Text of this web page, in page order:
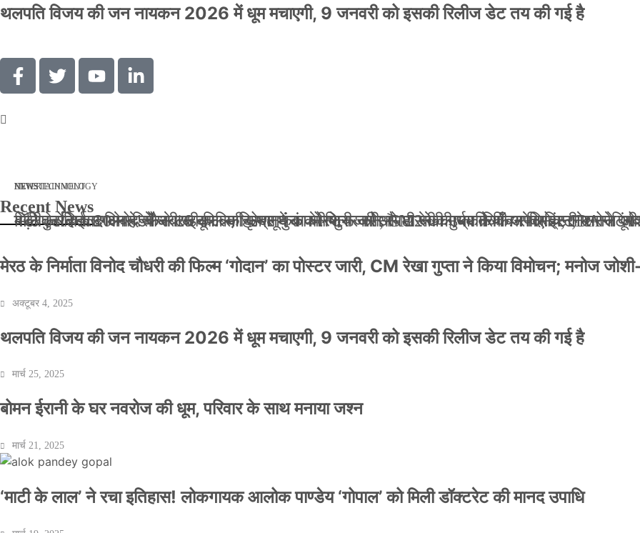
थलपति विजय की जन नायकन 2026 में धूम मचाएगी, 9 जनवरी को इसकी रिलीज डेट तय की गई है
NEWS मार्च 2, 2026
बॉलीवुड के बाद अब डिफेंस टाइकून साहिल लूथरा को मिली जान से मारने की धमकियाँ : सेलिब्रिटी
NEWS जनवरी 29, 2026
बड़ी कार्रवाई: 20 माह से जबरन काबिज़ कृष्णा कुंज वेलफेयर सोसायटी की कार्यकारिणी अपदस्थ, JDA ने
ENTERTAINMENT
मेरठ के निर्माता विनोद चौधरी की फिल्म ‘गोदान’ का पोस्टर जारी, CM रेखा गुप्ता ने किया विमोचन; मनोज
NEWSTECHNOLOGY
मिलिए रोहित उगले से! कैसे 16 साल की उम्र में कंपनी शुरू की और 22 की उम्र तक बन गए इंटरनेशनल
Recent News
मेरठ के निर्माता विनोद चौधरी की फिल्म ‘गोदान’ का पोस्टर जारी, CM रेखा गुप्ता ने किया विमोचन; मनोज
अक्टूबर 4, 2025
थलपति विजय की जन नायकन 2026 में धूम मचाएगी, 9 जनवरी को इसकी रिलीज डेट तय की गई है
मार्च 25, 2025
बोमन ईरानी के घर नवरोज की धूम, परिवार के साथ मनाया जश्न
मार्च 21, 2025
‘माटी के लाल’ ने रचा इतिहास! लोकगायक आलोक पाण्डेय ‘गोपाल’ को मिली डॉक्टरेट की मानद उपाधि